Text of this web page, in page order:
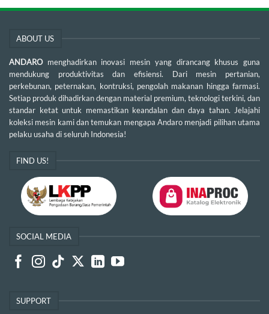
ABOUT US
ANDARO menghadirkan inovasi mesin yang dirancang khusus guna
mendukung produktivitas dan efisiensi. Dari mesin pertanian,
perkebunan, peternakan, kontruksi, pengolah makanan hingga farmasi.
Setiap produk dihadirkan dengan material premium, teknologi terkini, dan
standar ketat untuk memastikan keandalan dan daya tahan. Jelajahi
koleksi mesin kami dan temukan mengapa Andaro menjadi pilihan utama
pelaku usaha di seluruh Indonesia!
FIND US!
SOCIAL MEDIA
SUPPORT